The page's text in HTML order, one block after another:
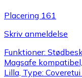
Placering 161
Skriv anmeldelse
Funktioner:
Magsafe kompatibel,
Lilla, Type: